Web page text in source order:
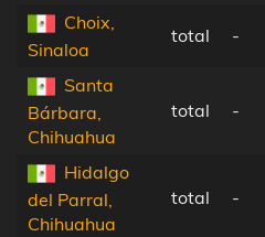
Choix,
Sinaloa
total -
Santa
Bárbara,
Chihuahua
total -
Hidalgo
del Parral,
Chihuahua
total -